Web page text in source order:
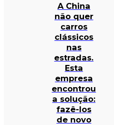
A China
não quer
carros
clássicos
nas
estradas.
Esta
empresa
encontrou
a solução:
fazê-los
de novo